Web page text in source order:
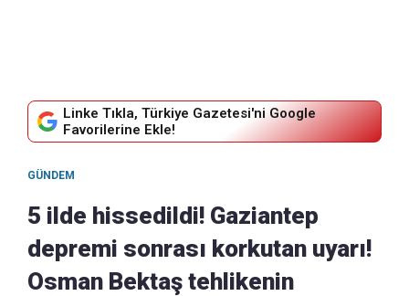
Linke Tıkla, Türkiye Gazetesi'ni Google
Favorilerine Ekle!
GÜNDEM
5 ilde hissedildi! Gaziantep
depremi sonrası korkutan uyarı!
Osman Bektaş tehlikenin